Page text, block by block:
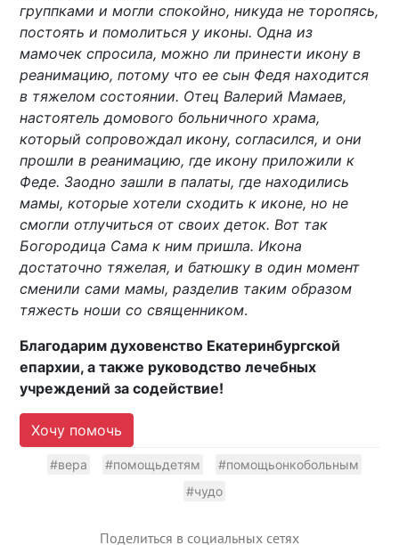
группками и могли спокойно, никуда не торопясь,
постоять и помолиться у иконы. Одна из
мамочек спросила, можно ли принести икону в
реанимацию, потому что ее сын Федя находится
в тяжелом состоянии. Отец Валерий Мамаев,
настоятель домового больничного храма,
который сопровождал икону, согласился, и они
прошли в реанимацию, где икону приложили к
Феде. Заодно зашли в палаты, где находились
мамы, которые хотели сходить к иконе, но не
смогли отлучиться от своих деток. Вот так
Богородица Сама к ним пришла. Икона
достаточно тяжелая, и батюшку в один момент
сменили сами мамы, разделив таким образом
тяжесть ноши со священником.
Благодарим духовенство Екатеринбургской
епархии, а также руководство лечебных
учреждений за содействие!
Хочу помочь
#вера #помощьдетям
#помощьонкобольным
#чудо
Поделиться в социальных сетях